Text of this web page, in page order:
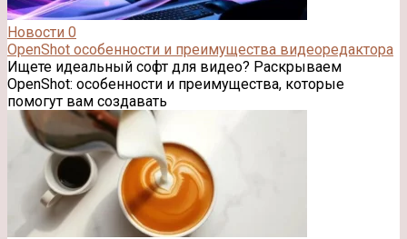
Новости 0
OpenShot особенности и преимущества видеоредактора
Ищете идеальный софт для видео? Раскрываем
OpenShot: особенности и преимущества, которые
помогут вам создавать